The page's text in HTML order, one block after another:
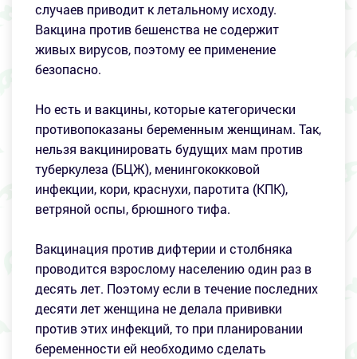
случаев приводит к летальному исходу.
Вакцина против бешенства не содержит
живых вирусов, поэтому ее применение
безопасно.
Но есть и вакцины, которые категорически
противопоказаны беременным женщинам. Так,
нельзя вакцинировать будущих мам против
туберкулеза (БЦЖ), менингококковой
инфекции, кори, краснухи, паротита (КПК),
ветряной оспы, брюшного тифа.
Вакцинация против дифтерии и столбняка
проводится взрослому населению один раз в
десять лет. Поэтому если в течение последних
десяти лет женщина не делала прививки
против этих инфекций, то при планировании
беременности ей необходимо сделать